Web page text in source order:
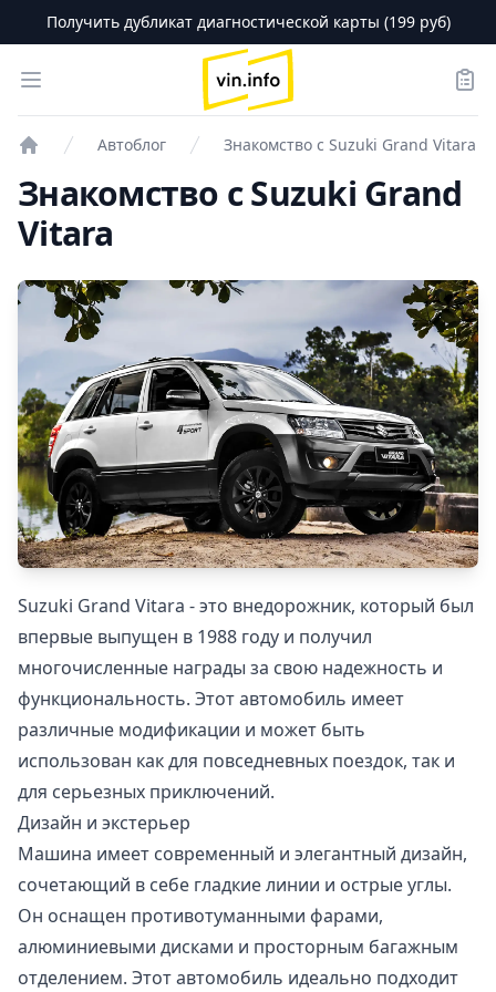
Получить дубликат диагностической карты (199 руб)
Open menu
logo
Автоблог Знакомство с Suzuki Grand Vitara
Знакомство с Suzuki Grand
Vitara
Suzuki Grand Vitara - это внедорожник, который был
впервые выпущен в 1988 году и получил
многочисленные награды за свою надежность и
функциональность. Этот автомобиль имеет
различные модификации и может быть
использован как для повседневных поездок, так и
для серьезных приключений.
Дизайн и экстерьер
Машина имеет современный и элегантный дизайн,
сочетающий в себе гладкие линии и острые углы.
Он оснащен противотуманными фарами,
алюминиевыми дисками и просторным багажным
отделением. Этот автомобиль идеально подходит